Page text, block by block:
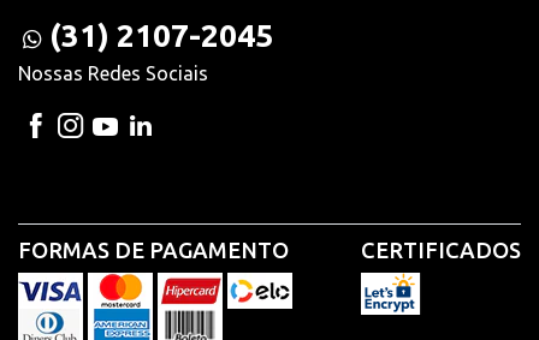
(31) 2107-2045
Nossas Redes Sociais
FORMAS DE PAGAMENTO CERTIFICADOS